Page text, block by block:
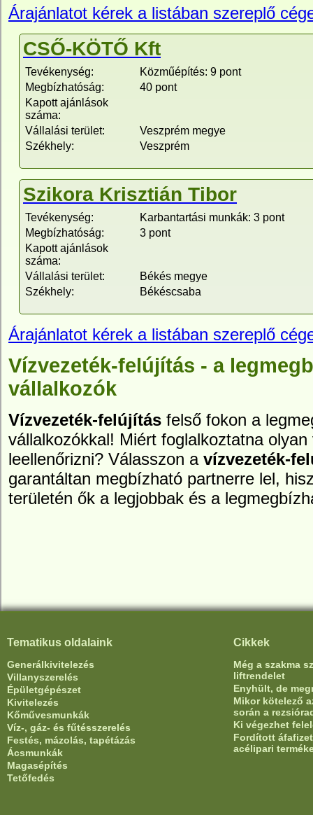
Árajánlatot kérek a listában szereplő
CSŐ-KÖTŐ Kft
Tevékenység:
Közműépítés: 9 pont
Megbízhatóság:
40 pont
Kapott ajánlások
száma:
Vállalási terület:
Veszprém megye
Székhely:
Veszprém
Szikora Krisztián Tibor
Tevékenység:
Karbantartási munkák: 3 pont
Megbízhatóság:
3 pont
Kapott ajánlások
száma:
Vállalási terület:
Békés megye
Székhely:
Békéscsaba
Árajánlatot kérek a listában szereplő
Vízvezeték-felújítás - a
vállalkozók
Vízvezeték-felújítás felső fokon a
vállalkozókkal! Miért foglalkoztatna
leellenőrizni? Válasszon a vízvezeték-
garantáltan megbízható partnerre lel,
területén ők a legjobbak és a
Tematikus oldalaink
Generálkivitelezés
Villanyszerelés
Épületgépészet
Kivitelezés
Kőművesmunkák
Víz-, gáz- és fűtésszerelés
Festés, mázolás, tapétázás
Ácsmunkák
Magasépítés
Tetőfedés
Cikkek
Még a szakma
liftrendelet
Enyhült, de
Mikor kötelező
során a
Ki végezhet
Fordított
acélipari